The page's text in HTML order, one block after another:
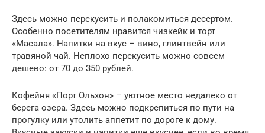
Здесь можно перекусить и полакомиться десертом.
Особенно посетителям нравится чизкейк и торт
«Масала». Напитки на вкус – вино, глинтвейн или
травяной чай. Неплохо перекусить можно совсем
дешево: от 70 до 350 рублей.
Кофейня «Порт Ольхон» – уютное место недалеко от
берега озера. Здесь можно подкрепиться по пути на
прогулку или утолить аппетит по дороге к дому.